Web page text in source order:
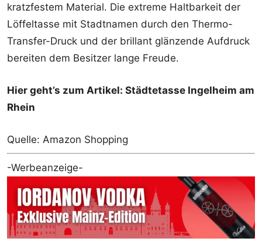
kratzfestem Material. Die extreme Haltbarkeit der
Löffeltasse mit Stadtnamen durch den Thermo-
Transfer-Druck und der brillant glänzende Aufdruck
bereiten dem Besitzer lange Freude.
Hier geht’s zum Artikel: Städtetasse Ingelheim am
Rhein
Quelle: Amazon Shopping
-Werbeanzeige-